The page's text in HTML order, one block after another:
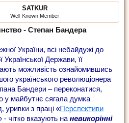
SATKUR
Well-Known Member
- Степан Бандера
України, всі небайдужі до
Держави, її
можливість ознайомившись
українського революціонера
Бандери – переконатися,
у майбутнє сягала думка
уривки з праці «Перспективи
- чітко вказують на невикорінні